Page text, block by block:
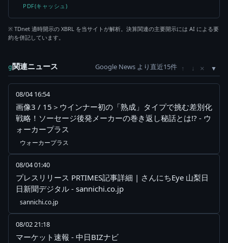
PDF(キャッシュ)
※ TDnet 適時開示の XBRL を当サイトが解析。決算関連の主要開示には AI による要
約を併記しています。
g関連ニュース Google News より直近15件 ↑ ↓ ×
08/04 16:54
画像3 / 15＞ウインナー初の「熟成」タイプで挑む差別化
戦略！ソーセージ後発メーカーの巻き返し秘話とは!? - ウ
ォーカープラス
ウォーカープラス
08/04 01:40
プレスリリース PRTIMES記事詳細 | さんにちEye 山梨日
日新聞デジタル - sannichi.co.jp
sannichi.co.jp
08/02 21:18
マーケット速報 - 中日BIZナビ